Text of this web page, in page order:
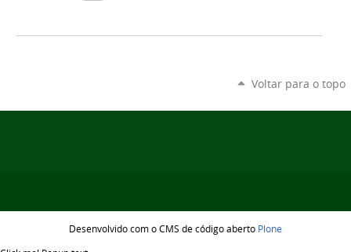
Voltar para o topo
Desenvolvido com o CMS de código aberto Plone